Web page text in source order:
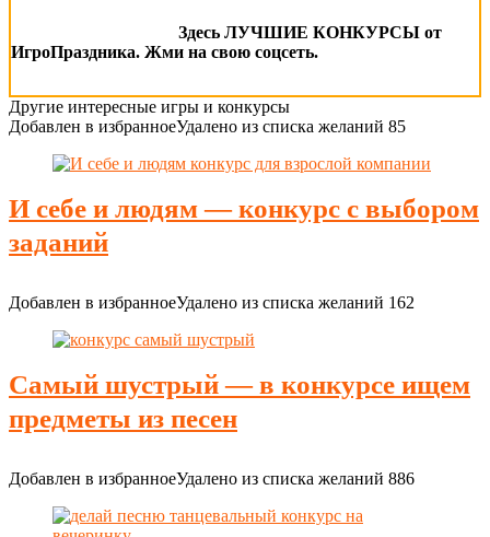
Здесь ЛУЧШИЕ КОНКУРСЫ от
ИгроПраздника. Жми на свою соцсеть.
Другие интересные игры и конкурсы
Добавлен в избранноеУдалено из списка желаний 85
И себе и людям — конкурс с выбором
заданий
Добавлен в избранноеУдалено из списка желаний 162
Самый шустрый — в конкурсе ищем
предметы из песен
Добавлен в избранноеУдалено из списка желаний 886